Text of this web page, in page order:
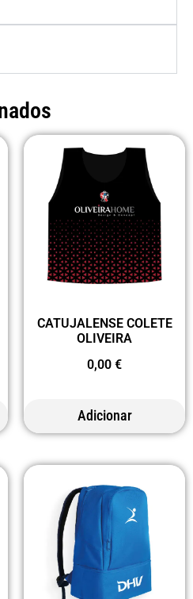
CATUJALENSE COLETE
OLIVEIRA
0,00 €
Adicionar